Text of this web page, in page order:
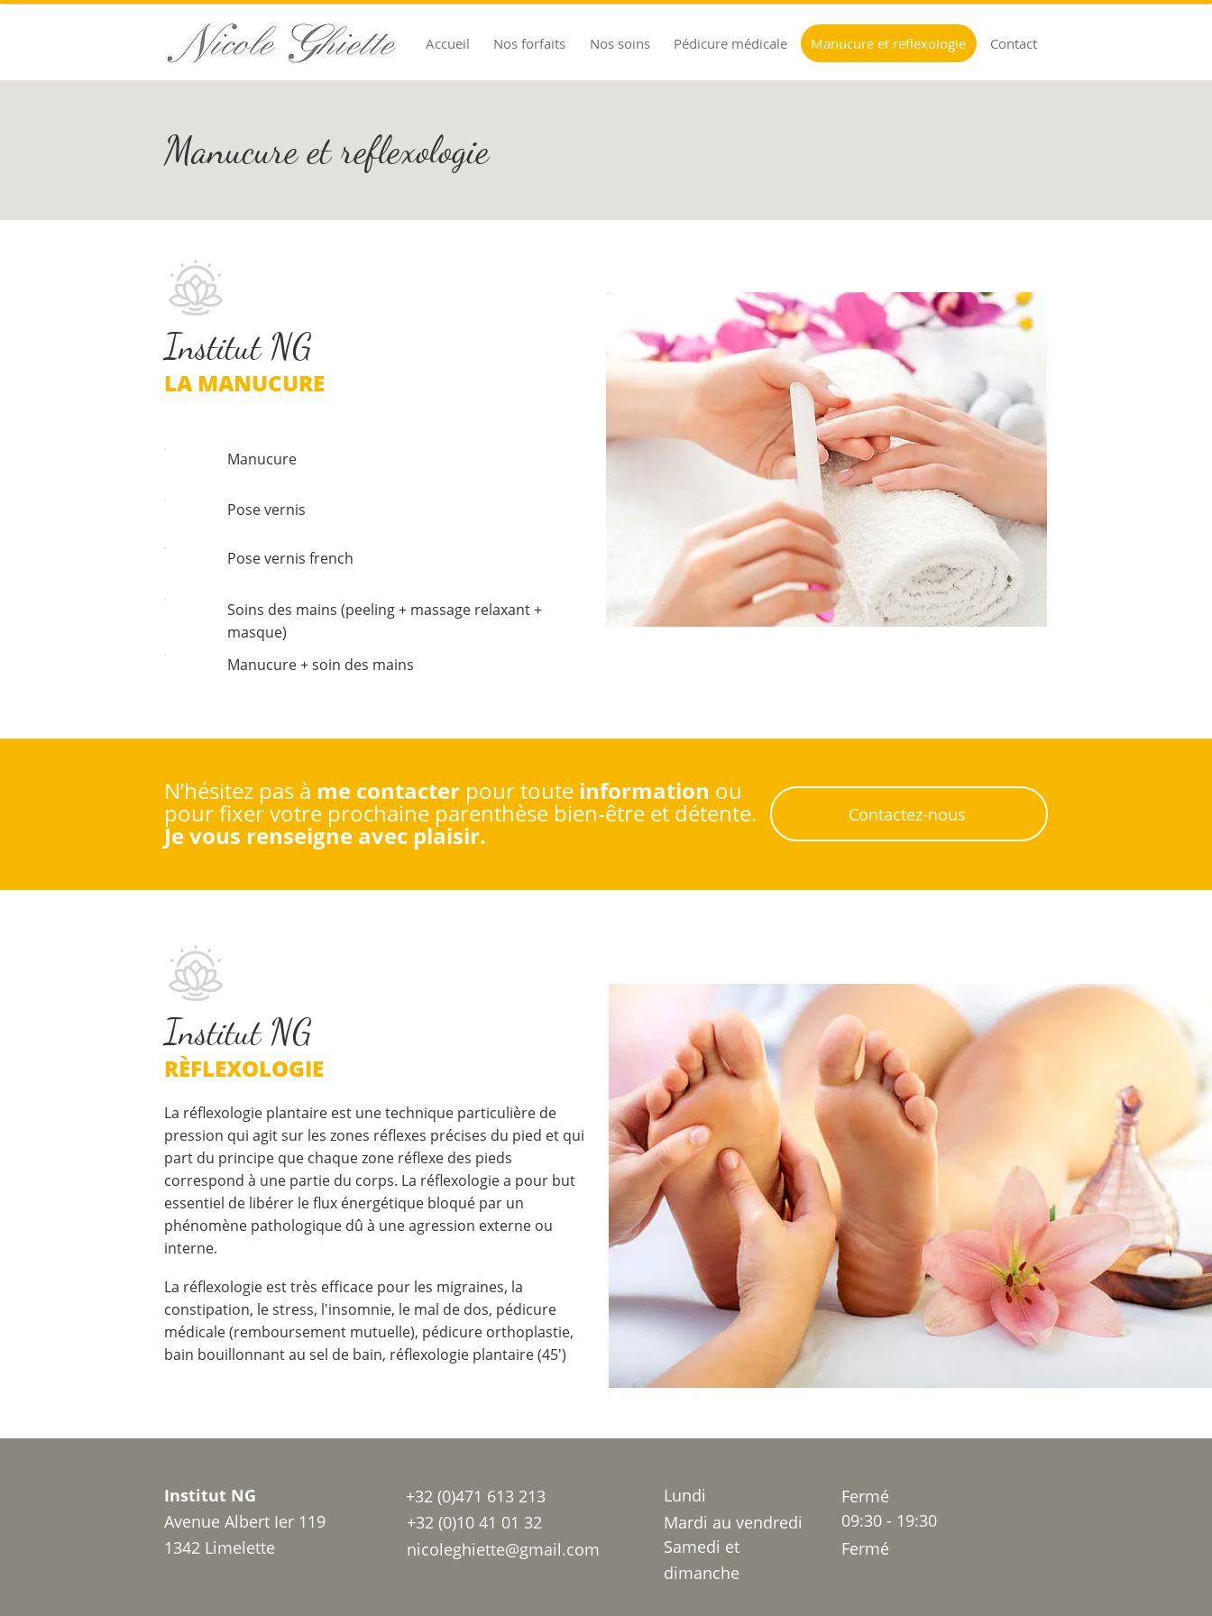
Accueil Nos forfaits Nos soins Pédicure médicale Manucure et reflexologie Contact
Manucure et reflexologie
Institut NG
LA MANUCURE
Manucure
Pose vernis
Pose vernis french
Soins des mains (peeling + massage relaxant +
masque)
Manucure + soin des mains
N’hésitez pas à me contacter pour toute information ou
pour fixer votre prochaine parenthèse bien-être et détente.
Je vous renseigne avec plaisir.
Contactez-nous
Institut NG
RÈFLEXOLOGIE
La réflexologie plantaire est une technique particulière de
pression qui agit sur les zones réflexes précises du pied et qui
part du principe que chaque zone réflexe des pieds
correspond à une partie du corps. La réflexologie a pour but
essentiel de libérer le flux énergétique bloqué par un
phénomène pathologique dû à une agression externe ou
interne.
La réflexologie est très efficace pour les migraines, la
constipation, le stress, l'insomnie, le mal de dos, pédicure
médicale (remboursement mutuelle), pédicure orthoplastie,
bain bouillonnant au sel de bain, réflexologie plantaire (45')
Institut NG
Avenue Albert Ier 119
1342 Limelette
+32 (0)471 613 213
+32 (0)10 41 01 32
nicoleghiette@gmail.com
Lundi
Mardi au vendredi
Samedi et
dimanche
Fermé
09:30 - 19:30
Fermé